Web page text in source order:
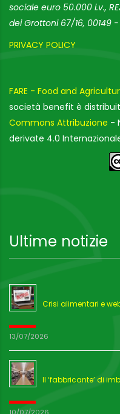
sociale euro 50.000 i.v.,
dei Grottoni 67/16, 00149
PRIVACY POLICY
FARE - Food and
società benefit è
Commons Attribuzione -
derivate 4.0
Ultime notizie
Crisi alimentari e
13/07/2026
Il ‘fabbricante’ di
10/07/2026